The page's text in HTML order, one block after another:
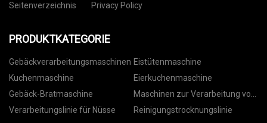
Seitenverzeichnis
Privacy Policy
PRODUKTKATEGORIE
Gebäckverarbeitungsmaschinen Eistütenmaschine
Kuchenmaschine
Eierkuchenmaschine
Gebäck-Bratmaschine
Maschinen zur Verarbeitung von
Nüssen
Verarbeitungslinie für Nüsse Reinigungstrocknungslinie